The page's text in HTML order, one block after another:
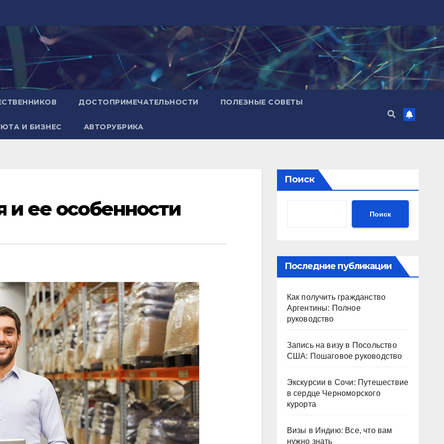
ДОСТОПРИМЕЧАТЕЛЬНОСТИ ПОЛЕЗНЫЕ СОВЕТЫ
И БИЗНЕС АВТОРУБРИКА
и ее особенности
Поиск
Поиск
Последние публикации
Как получить гражданство
Аргентины: Полное
руководство
Запись на визу в Посольство
США: Пошаговое руководство
Экскурсии в Сочи: Путешествие
в сердце Черноморского
курорта
Визы в Индию: Все, что вам
нужно знать